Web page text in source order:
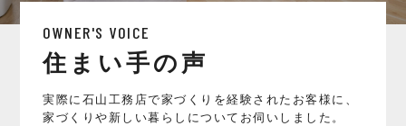
OWNER'S VOICE
住まい手の声
実際に石山工務店で家づくりを経験されたお客様に、
家づくりや新しい暮らしについてお伺いしました。